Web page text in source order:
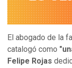
El abogado de la
catalogó como
Felipe Rojas